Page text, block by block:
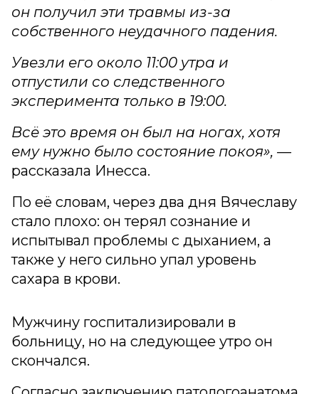
он получил эти травмы из-за
собственного неудачного падения.
Увезли его около 11:00 утра и
отпустили со следственного
эксперимента только в 19:00.
Всё это время он был на ногах, хотя
ему нужно было состояние покоя», —
рассказала Инесса.
По её словам, через два дня Вячеславу
стало плохо: он терял сознание и
испытывал проблемы с дыханием, а
также у него сильно упал уровень
сахара в крови.
Мужчину госпитализировали в
больницу, но на следующее утро он
скончался.